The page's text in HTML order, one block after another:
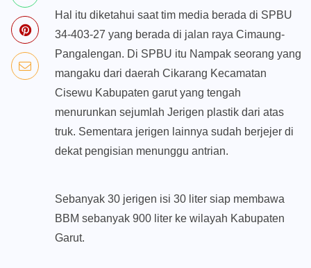
Hal itu diketahui saat tim media berada di SPBU
34-403-27 yang berada di jalan raya Cimaung-
Pangalengan. Di SPBU itu Nampak seorang yang
mangaku dari daerah Cikarang Kecamatan
Cisewu Kabupaten garut yang tengah
menurunkan sejumlah Jerigen plastik dari atas
truk. Sementara jerigen lainnya sudah berjejer di
dekat pengisian menunggu antrian.
Sebanyak 30 jerigen isi 30 liter siap membawa
BBM sebanyak 900 liter ke wilayah Kabupaten
Garut.